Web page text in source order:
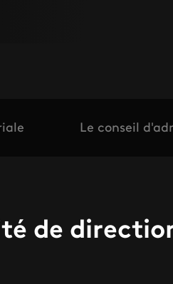
Le conseil
de